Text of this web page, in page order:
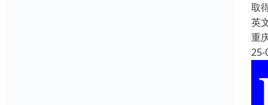
取
英
重
25-